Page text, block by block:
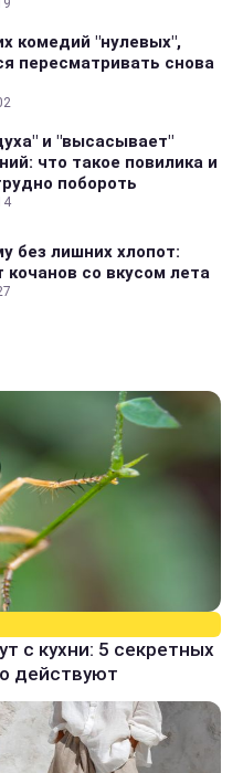
комедий "нулевых",
пересматривать снова
и "высасывает"
что такое повилика и
побороть
без лишних хлопот:
кочанов со вкусом лета
с кухни: 5 секретных
действуют